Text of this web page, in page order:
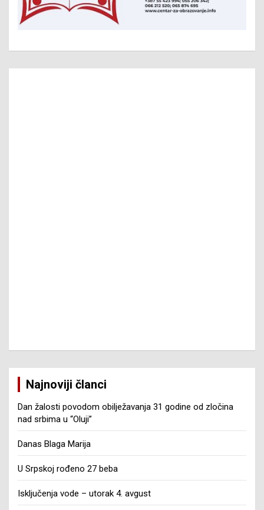
Najnoviji članci
Dan žalosti povodom obilježavanja 31 godine od zločina
nad srbima u “Oluji”
Danas Blaga Marija
U Srpskoj rođeno 27 beba
Isključenja vode – utorak 4. avgust